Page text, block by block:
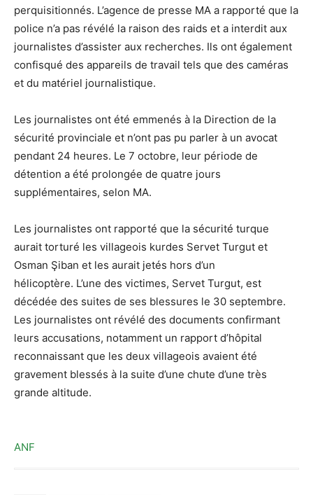
perquisitionnés. L’agence de presse MA a rapporté que la
police n’a pas révélé la raison des raids et a interdit aux
journalistes d’assister aux recherches. Ils ont également
confisqué des appareils de travail tels que des caméras
et du matériel journalistique.
Les journalistes ont été emmenés à la Direction de la
sécurité provinciale et n’ont pas pu parler à un avocat
pendant 24 heures. Le 7 octobre, leur période de
détention a été prolongée de quatre jours
supplémentaires, selon MA.
Les journalistes ont rapporté que la sécurité turque
aurait torturé les villageois kurdes Servet Turgut et
Osman Şiban et les aurait jetés hors d’un
hélicoptère. L’une des victimes, Servet Turgut, est
décédée des suites de ses blessures le 30 septembre.
Les journalistes ont révélé des documents confirmant
leurs accusations, notamment un rapport d’hôpital
reconnaissant que les deux villageois avaient été
gravement blessés à la suite d’une chute d’une très
grande altitude.
ANF